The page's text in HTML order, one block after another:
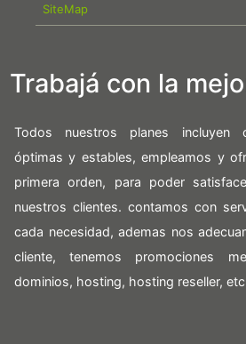
SiteMap
Trabajá con la
Todos nuestros planes incluyen
óptimas y estables, empleamos y
primera orden, para poder
nuestros clientes. contamos con
cada necesidad, ademas nos
cliente, tenemos promociones
dominios, hosting, hosting reseller,